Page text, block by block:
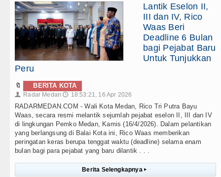
Lantik Eselon II,
III dan IV, Rico
Waas Beri
Deadline 6 Bulan
bagi Pejabat Baru
Untuk Tunjukkan
Peru
🔖 BERITA KOTA
👤 Radar Medan 🕔 18:53:21, 16 Apr 2026
RADARMEDAN.COM - Wali Kota Medan, Rico Tri Putra Bayu
Waas, secara resmi melantik sejumlah pejabat eselon II, III dan IV
di lingkungan Pemko Medan, Kamis (16/4/2026). Dalam pelantikan
yang berlangsung di Balai Kota ini, Rico Waas memberikan
peringatan keras berupa tenggat waktu (deadline) selama enam
bulan bagi para pejabat yang baru dilantik . . .
Berita Selengkapnya ▸